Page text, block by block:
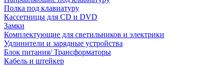
Полка под клавиатуру
Кассетницы для CD и DVD
Замки
Комплектующие для светильников и электрики
Удлинители и зарядные устройства
Блок питания/ Трансформаторы
Кабель и штейкер